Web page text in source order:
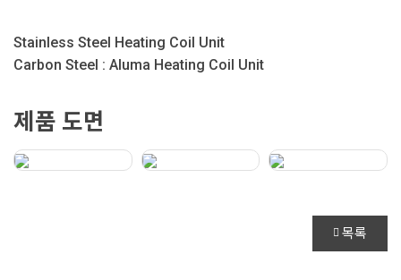
Stainless Steel Heating Coil Unit
Carbon Steel : Aluma Heating Coil Unit
제품 도면
목록